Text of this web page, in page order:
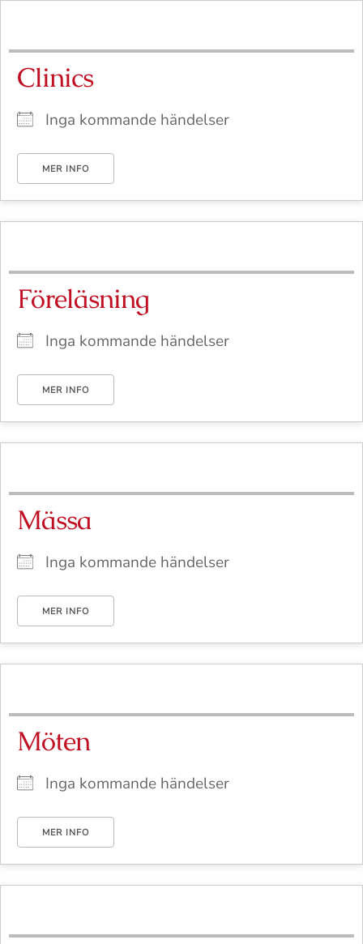
content
Clinics
Inga kommande händelser
MER INFO
Föreläsning
Inga kommande händelser
MER INFO
Mässa
Inga kommande händelser
MER INFO
Möten
Inga kommande händelser
MER INFO